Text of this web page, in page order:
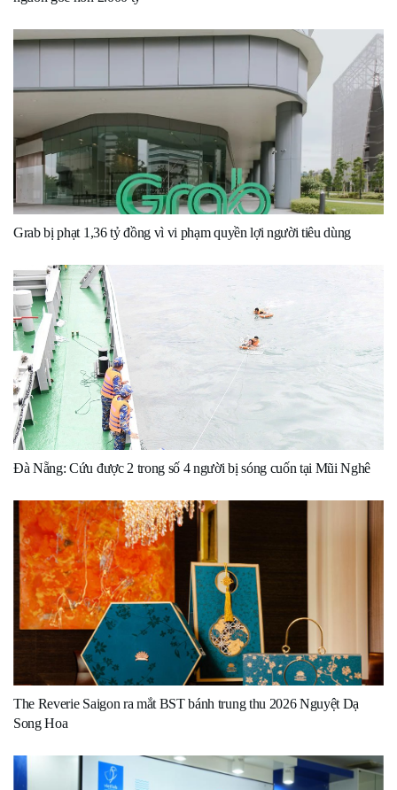
Grab bị phạt 1,36 tỷ đồng vì vi phạm quyền lợi người tiêu dùng
Đà Nẵng: Cứu được 2 trong số 4 người bị sóng cuốn tại Mũi Nghê
The Reverie Saigon ra mắt BST bánh trung thu 2026 Nguyệt Dạ
Song Hoa